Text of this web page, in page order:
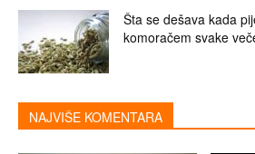
Šta se dešava kada
komoračem svake
NAJVIŠE KOMENTARA